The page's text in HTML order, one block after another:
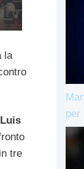
la
Luis
tre
per